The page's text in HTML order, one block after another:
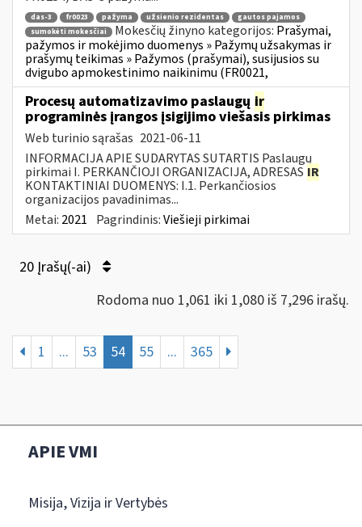
das-3 fr0023 pažyma užsienio rezidentas
gautos pajamos
sumokėti mokesčiai
Mokesčių žinyno kategorijos: Prašymai,
pažymos ir mokėjimo duomenys » Pažymų užsakymas ir
prašymų teikimas » Pažymos (prašymai), susijusios su
dvigubo apmokestinimo naikinimu (FR0021,
Procesų automatizavimo paslaugų ir
programinės įrangos įsigijimo viešasis pirkimas
Web turinio sąrašas 2021-06-11
INFORMACIJA APIE SUDARYTAS SUTARTIS Paslaugų
pirkimai I. PERKANČIOJI ORGANIZACIJA, ADRESAS IR
KONTAKTINIAI DUOMENYS: I.1. Perkančiosios
organizacijos pavadinimas...
Metai: 2021 Pagrindinis:Viešieji pirkimai
20 Įrašų(-ai)
Rodoma nuo 1,061 iki 1,080 iš 7,296 irašų.
1 ... 53 54 55 ... 365
APIE VMI
Misija, Vizija ir Vertybės